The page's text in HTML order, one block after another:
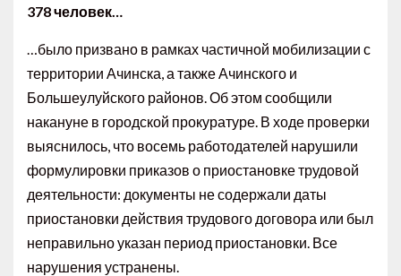
378 человек…
…было призвано в рамках частичной мобилизации с
территории Ачинска, а также Ачинского и
Большеулуйского районов. Об этом сообщили
накануне в городской прокуратуре. В ходе проверки
выяснилось, что восемь работодателей нарушили
формулировки приказов о приостановке трудовой
деятельности: документы не содержали даты
приостановки действия трудового договора или был
неправильно указан период приостановки. Все
нарушения устранены.